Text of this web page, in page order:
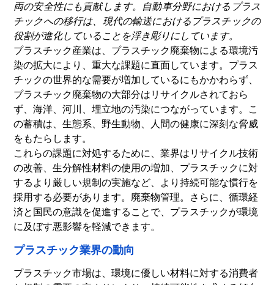
両の安全性にも貢献します。自動車分野におけるプラス
チックへの移行は、現代の輸送におけるプラスチックの
役割が進化していることを浮き彫りにしています。
プラスチック産業は、プラスチック廃棄物による環境汚
染の拡大により、重大な課題に直面しています。プラス
チックの世界的な需要が増加しているにもかかわらず、
プラスチック廃棄物の大部分はリサイクルされておら
ず、海洋、河川、埋立地の汚染につながっています。こ
の蓄積は、生態系、野生動物、人間の健康に深刻な脅威
をもたらします。
これらの課題に対処するために、業界はリサイクル技術
の改善、生分解性材料の使用の増加、プラスチックに対
するより厳しい規制の実施など、より持続可能な慣行を
採用する必要があります。 廃棄物管理。さらに、循環経
済と国民の意識を促進することで、プラスチックが環境
に及ぼす悪影響を軽減できます。
プラスチック業界の動向
プラスチック市場は、環境に優しい材料に対する消費者